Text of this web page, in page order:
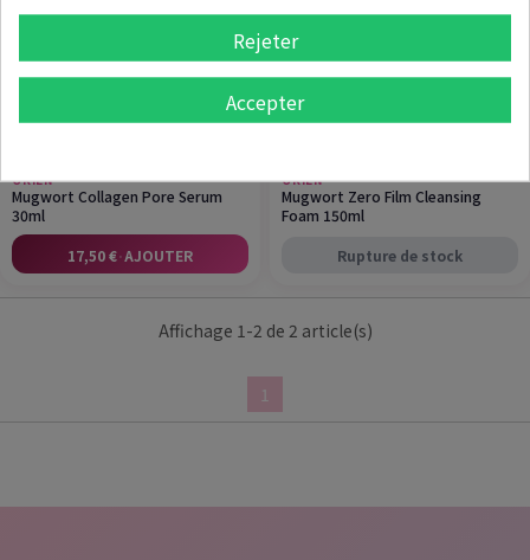
ORIEN
Mugwort Collagen Pore Serum
30ml
17,50 €·AJOUTER
ORIEN
Mugwort Zero Film Cleansing
Foam 150ml
Rupture de stock
Affichage 1-2 de 2 article(s)
1
Rejeter
Accepter